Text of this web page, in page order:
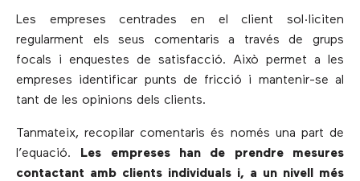
Les empreses centrades en el client sol·liciten
regularment els seus comentaris a través de grups
focals i enquestes de satisfacció. Això permet a les
empreses identificar punts de fricció i mantenir-se al
tant de les opinions dels clients.
Tanmateix, recopilar comentaris és només una part de
l’equació.
Les empreses han de prendre mesures
contactant amb clients individuals i, a un nivell més